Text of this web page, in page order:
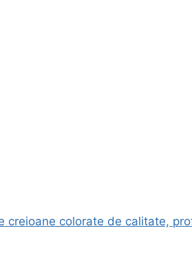
creioane colorate de calitate,